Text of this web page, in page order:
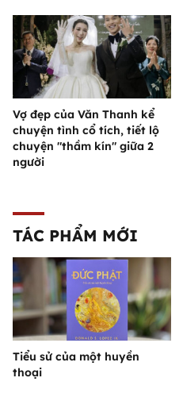
Vợ đẹp của Văn Thanh kể
chuyện tình cổ tích, tiết lộ
chuyện "thầm kín" giữa 2
người
TÁC PHẨM MỚI
Tiểu sử của một huyền
thoại